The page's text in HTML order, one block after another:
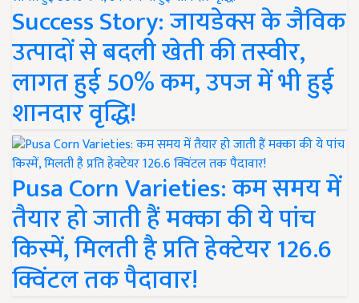
Success Story: जायडेक्स के जैविक
उत्पादों से बदली खेती की तस्वीर,
लागत हुई 50% कम, उपज में भी हुई
शानदार वृद्धि!
Pusa Corn Varieties: कम समय में
तैयार हो जाती हैं मक्का की ये पांच
किस्में, मिलती है प्रति हेक्टेयर 126.6
क्विंटल तक पैदावार!